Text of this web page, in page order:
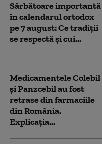
Sărbătoare importantă
în calendarul ortodox
pe 7 august: Ce tradiții
se respectă și cui...
Medicamentele Colebil
și Panzcebil au fost
retrase din farmaciile
din România.
Explicația...